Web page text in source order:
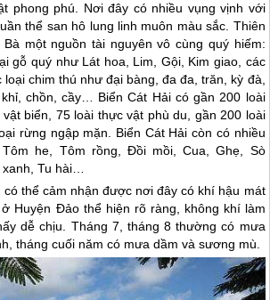
phong phú. Nơi đây có nhiều vụng vịnh với
thể san hô lung linh muôn màu sắc. Thiên
Bà một nguồn tài nguyên vô cùng quý hiếm:
gỗ quý như Lát hoa, Lim, Gội, Kim giao, các
chim thú như đại bàng, đa đa, trăn, kỳ đà,
chồn, cầy… Biển Cát Hải có gần 200 loài
biển, 75 loài thực vật phù du, gần 200 loài
rừng ngập mặn. Biển Cát Hải còn có nhiều
he, Tôm rồng, Đồi mồi, Cua, Ghẹ, Sò
Tu hài…
thể cảm nhận được nơi đây có khí hậu mát
Huyện Đảo thể hiện rõ ràng, không khí làm
dễ chịu. Tháng 7, tháng 8 thường có mưa
tháng cuối năm có mưa dầm và sương mù.